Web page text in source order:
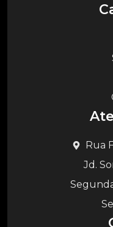
Rua
Jd.